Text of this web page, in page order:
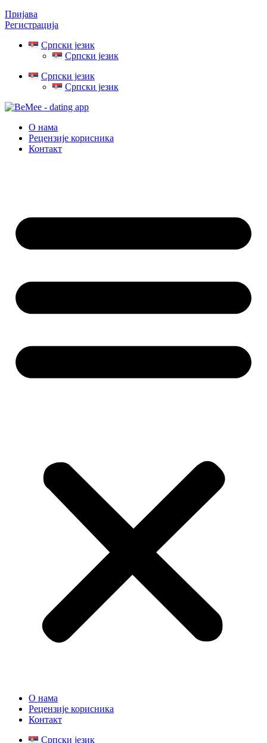
Пријава
Регистрација
Српски језик
Српски језик
Српски језик
Српски језик
О нама
Рецензије корисника
Контакт
О нама
Рецензије корисника
Контакт
Српски језик